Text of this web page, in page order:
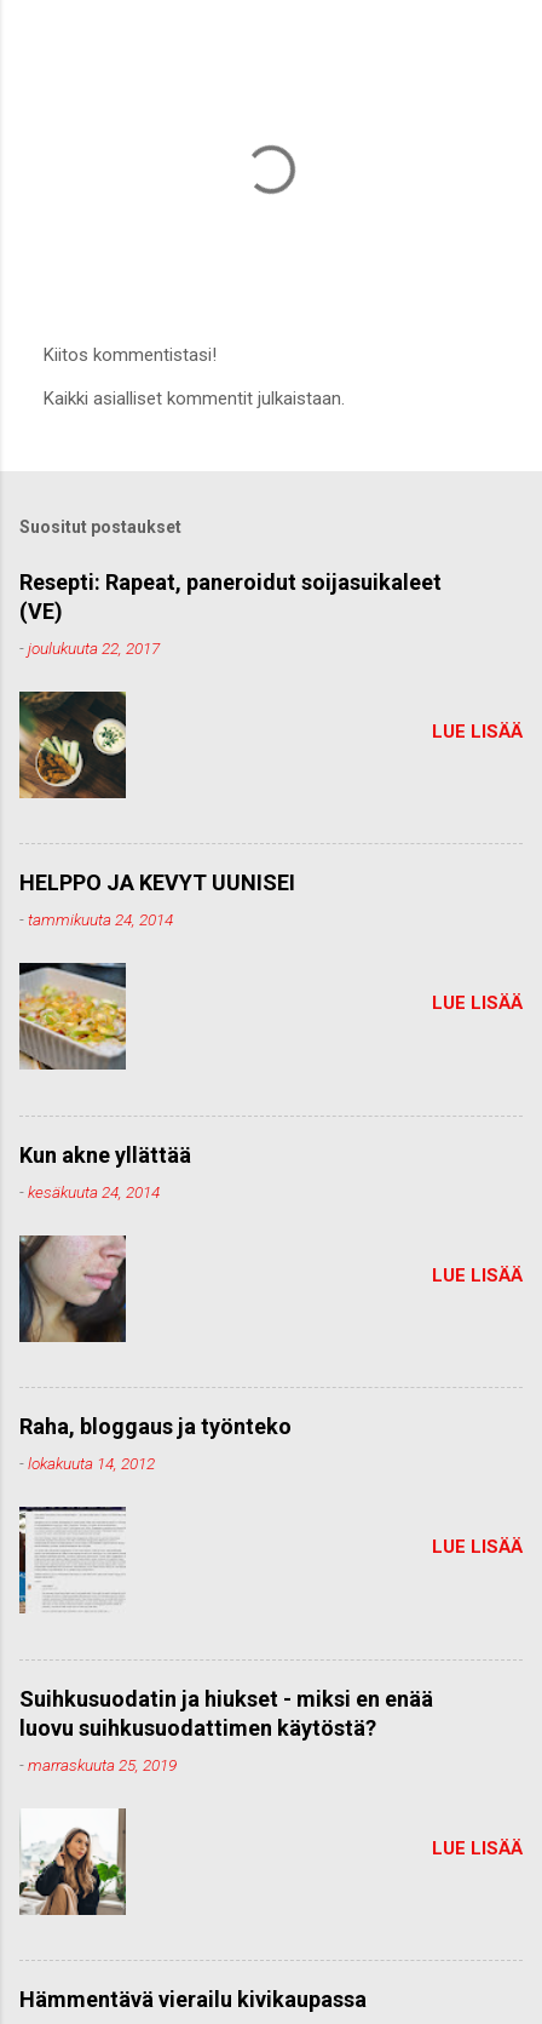
ä
o
m
e
n
t
Kiitos kommentistasi!
Kaikki asialliset kommentit julkaistaan.
Suositut postaukset
Resepti: Rapeat, paneroidut soijasuikaleet
(VE)
-joulukuuta 22, 2017
LUE LISÄÄ
HELPPO JA KEVYT UUNISEI
-tammikuuta 24, 2014
LUE LISÄÄ
Kun akne yllättää
-kesäkuuta 24, 2014
LUE LISÄÄ
Raha, bloggaus ja työnteko
-lokakuuta 14, 2012
LUE LISÄÄ
Suihkusuodatin ja hiukset - miksi en enää
luovu suihkusuodattimen käytöstä?
-marraskuuta 25, 2019
LUE LISÄÄ
Hämmentävä vierailu kivikaupassa